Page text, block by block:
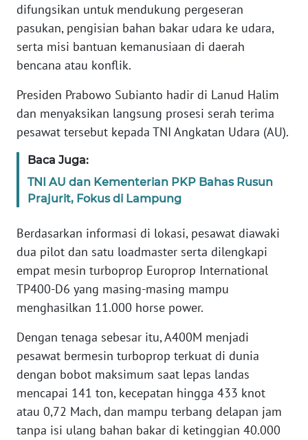
difungsikan untuk mendukung pergeseran
pasukan, pengisian bahan bakar udara ke udara,
serta misi bantuan kemanusiaan di daerah
bencana atau konflik.
Presiden Prabowo Subianto hadir di Lanud Halim
dan menyaksikan langsung prosesi serah terima
pesawat tersebut kepada TNI Angkatan Udara (AU).
Baca Juga:
TNI AU dan Kementerian PKP Bahas Rusun
Prajurit, Fokus di Lampung
Berdasarkan informasi di lokasi, pesawat diawaki
dua pilot dan satu loadmaster serta dilengkapi
empat mesin turboprop Europrop International
TP400-D6 yang masing-masing mampu
menghasilkan 11.000 horse power.
Dengan tenaga sebesar itu, A400M menjadi
pesawat bermesin turboprop terkuat di dunia
dengan bobot maksimum saat lepas landas
mencapai 141 ton, kecepatan hingga 433 knot
atau 0,72 Mach, dan mampu terbang delapan jam
tanpa isi ulang bahan bakar di ketinggian 40.000
WN
SUMUT
WN
JAKARTA
WN
JABAR
WN
BANTEN
WN
NTT
WN
KEPRI
WN
PAPUA
WN
PAPUA